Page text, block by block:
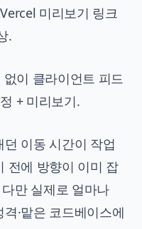
미리보기 링크
.
이 클라이언트 피드
+ 미리보기.
이동 시간이 작업
전에 방향이 이미 잡
만 실제로 얼마나
·맡은 코드베이스에